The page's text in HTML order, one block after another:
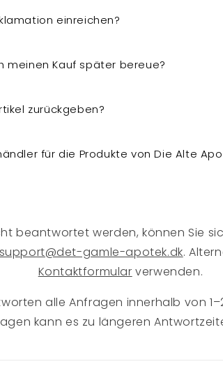
einreichen?
meinen Kauf später bereue?
zurückgeben?
für die Produkte von Die Alte
beantwortet werden, können Sie
support@det-gamle-apotek.dk.
Kontaktformular verwenden.
alle Anfragen innerhalb von
kann es zu längeren